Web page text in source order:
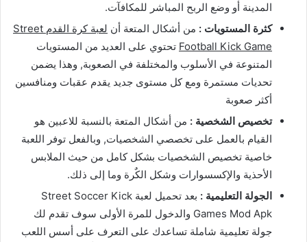
المدينة أو وضع الربح المباشر للمكافآت.
كثرة المستويات : من أشكال المتعة أن
لعبة كرة القدم Street
Football Kick Game تحتوي على العديد من المستويات
المتنوعة في الأسلوب والمختلفة في الصعوبة, وهذا يضمن
تحديات مستمرة ومع كل مستوى جديد يقدم عقبات ومنافسين
أكثر صعوبة
تخصيص الشخصية : من أشكال المتعة بالنسبة للاعبين هو
القيام بالعمل على تخصصي الشخصيات, وبالفعل توفر اللعبة
خاصية تخصيص الشخصيات بشكل كامل من حيث الملابس
الأحذية والإكسسوارات وشكل الكٌرة وما إلى ذلك.
الجولة التعليمية :
بعد تحميل لعبة Street Soccer Kick
Games Mod Apk والدخول للمرة الأولى سوف تقدم لك
جولة تعليمية شاملة تساعدك على التعرف على أسس اللعب